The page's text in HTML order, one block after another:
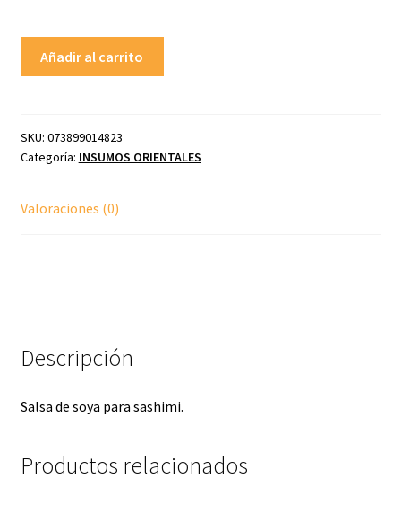
para
Sashimi
ml
Añadir al carrito
SKU: 073899014823
Categoría: INSUMOS ORIENTALES
Descripción
Valoraciones (0)
Descripción
Salsa de soya para sashimi.
Productos relacionados